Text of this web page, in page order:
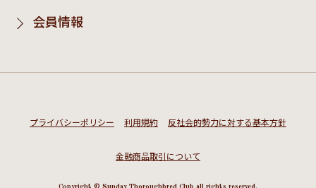
会員情報
プライバシーポリシー 利用規約 反社会的勢力に対する基本方針
金融商品取引について
Copyright © Sunday Thoroughbred Club all rights reserved.